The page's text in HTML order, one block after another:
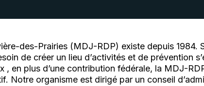
des-Prairies (MDJ-RDP) existe depuis
de créer un lieu d’activités et de prévention
, en plus d’une contribution fédérale, la MDJ-
Notre organisme est dirigé par un conseil